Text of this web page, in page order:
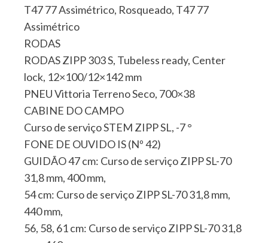
T47 77 Assimétrico, Rosqueado, T47 77
Assimétrico
RODAS
RODAS ZIPP 303 S, Tubeless ready, Center
lock, 12×100/12×142 mm
PNEU Vittoria Terreno Seco, 700×38
CABINE DO CAMPO
Curso de serviço STEM ZIPP SL, -7 °
FONE DE OUVIDO IS (Nº 42)
GUIDÃO 47 cm: Curso de serviço ZIPP SL-70
31,8 mm, 400 mm,
54 cm: Curso de serviço ZIPP SL-70 31,8 mm,
440 mm,
56, 58, 61 cm: Curso de serviço ZIPP SL-70 31,8